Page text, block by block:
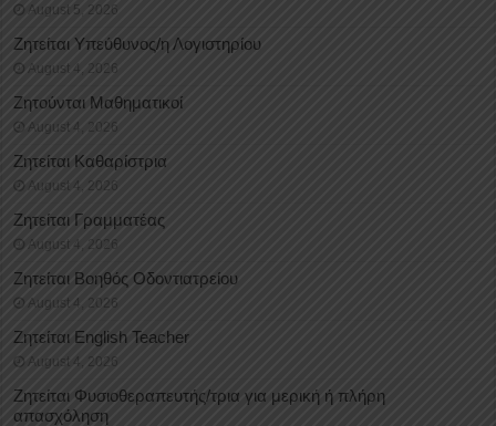
August 5, 2026
Ζητείται Υπεύθυνος/η Λογιστηρίου
August 4, 2026
Ζητούνται Μαθηματικοί
August 4, 2026
Ζητείται Καθαρίστρια
August 4, 2026
Ζητείται Γραμματέας
August 4, 2026
Ζητείται Βοηθός Οδοντιατρείου
August 4, 2026
Ζητείται English Teacher
August 4, 2026
Ζητείται Φυσιοθεραπευτής/τρια για μερική ή πλήρη
απασχόληση